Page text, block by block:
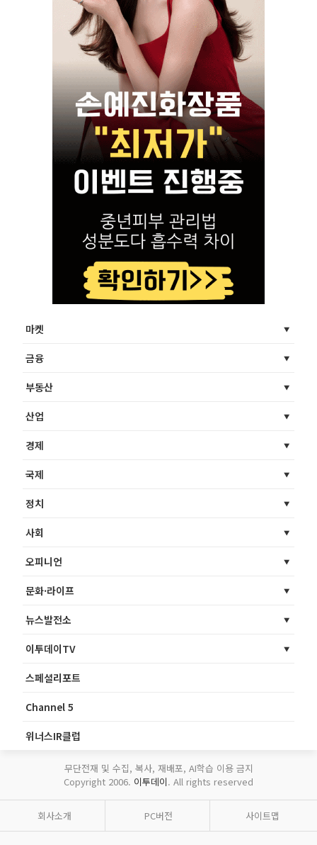
마켓
금융
부동산
산업
경제
국제
정치
사회
오피니언
문화·라이프
뉴스발전소
이투데이TV
스페셜리포트
Channel 5
위너스IR클럽
무단전재 및 수집, 복사, 재배포, AI학습 이용 금지
Copyright 2006. 이투데이. All rights reserved
회사소개 PC버전 사이트맵